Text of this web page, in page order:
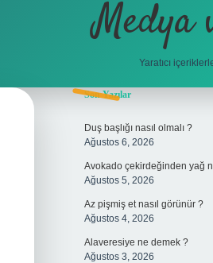
Medya
Yaratıcı
Sidebar
Son Yazılar
Duş başlığı nasıl olmalı ?
Ağustos 6, 2026
Avokado çekirdeğinden yağ
Ağustos 5, 2026
Az pişmiş et nasıl görünür ?
Ağustos 4, 2026
Alaveresiye ne demek ?
Ağustos 3, 2026